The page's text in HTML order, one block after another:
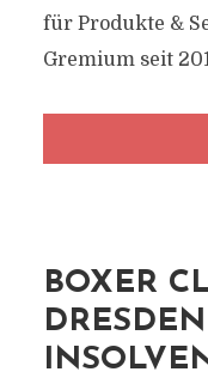
für Produkte &
Gremium seit
BOXER
DRESDEN